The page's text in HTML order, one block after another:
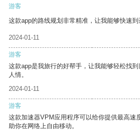
游客
这款app的路线规划非常精准，让我能够快速到
2024-01-11
游客
这款app是我旅行的好帮手，让我能够轻松找
人情。
2024-01-11
游客
这款加速器VPM应用程序可以给你提供最高速
助你在网络上自由移动。